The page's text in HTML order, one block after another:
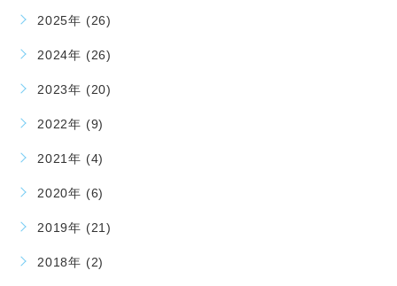
2025年 (26)
2024年 (26)
2023年 (20)
2022年 (9)
2021年 (4)
2020年 (6)
2019年 (21)
2018年 (2)